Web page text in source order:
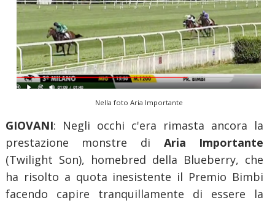
Nella foto Aria Importante
GIOVANI: Negli occhi c'era rimasta ancora la
prestazione monstre di Aria Importante
(Twilight Son), homebred della Blueberry, che
ha risolto a quota inesistente il Premio Bimbi
facendo capire tranquillamente di essere la